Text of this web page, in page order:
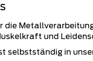
die
und
selbstständig in